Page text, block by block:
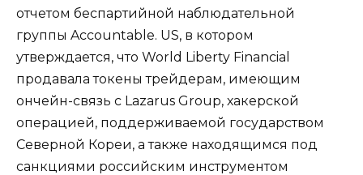
отчетом беспартийной наблюдательной
группы Accountable. US, в котором
утверждается, что World Liberty Financial
продавала токены трейдерам, имеющим
ончейн-связь с Lazarus Group, хакерской
операцией, поддерживаемой государством
Северной Кореи, а также находящимся под
санкциями российским инструментом